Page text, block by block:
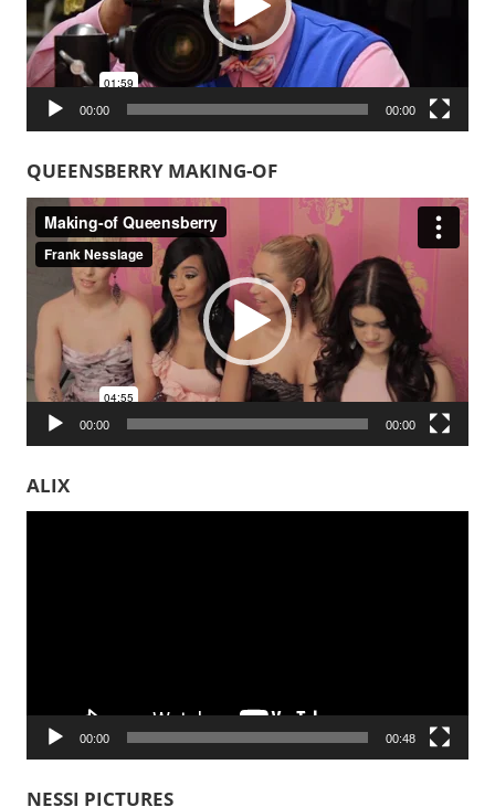
00:00 00:00
QUEENSBERRY MAKING-OF
Video-
Player
00:00 00:00
ALIX
00:00 00:48
NESSI PICTURES